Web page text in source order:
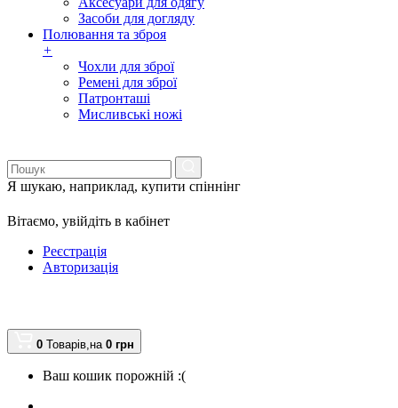
Засоби для догляду
Полювання та зброя
+
Чохли для зброї
Ремені для зброї
Патронташі
Мисливські ножі
Я шукаю, наприклад, купити спіннінг
Вітаємо, увійдіть в кабінет
Реєстрація
Авторизація
0 Товарів,на 0 грн
Ваш кошик порожній :(